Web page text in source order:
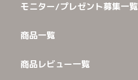
モニター/プレゼント募集一覧
商品一覧
商品レビュー一覧